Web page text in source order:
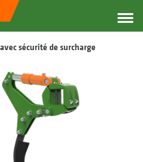
sécurité de surcharge